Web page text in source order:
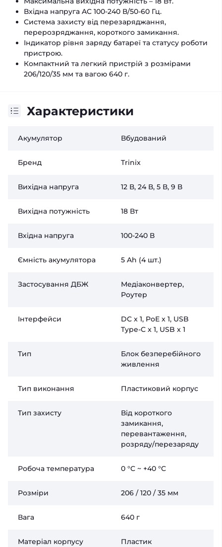
Вхідна напруга AC 100-240 В/50-60 Гц.
Система захисту від перезаряджання,
перерозряджання, короткого замикання.
Індикатор рівня заряду батареї та статусу роботи
пристрою.
Компактний та легкий пристрій з розмірами
206/120/35 мм та вагою 640 г.
Характеристики
Акумулятор Вбудований
Бренд Trinix
Вихідна напруга 12 В, 24 В, 5 В, 9 В
Вихідна потужність 18 Вт
Вхідна напруга 100-240 В
Ємність акумулятора 5 Ah (4 шт.)
Застосування ДБЖ
Медіаконвертер,
Роутер
Інтерфейси
DC x 1, PoE x 1, USB
Type-C x 1, USB x 1
Тип
Блок безперебійного
живлення
Тип виконання Пластиковий корпус
Тип захисту
Від короткого
замикання,
перевантаження,
розряду/перезаряду
Робоча температура 0 °C ~ +40 °C
Розміри 206 / 120 / 35 мм
Вага 640 г
Матеріал корпусу Пластик